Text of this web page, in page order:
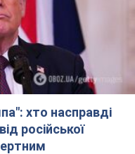
хто насправді
російської